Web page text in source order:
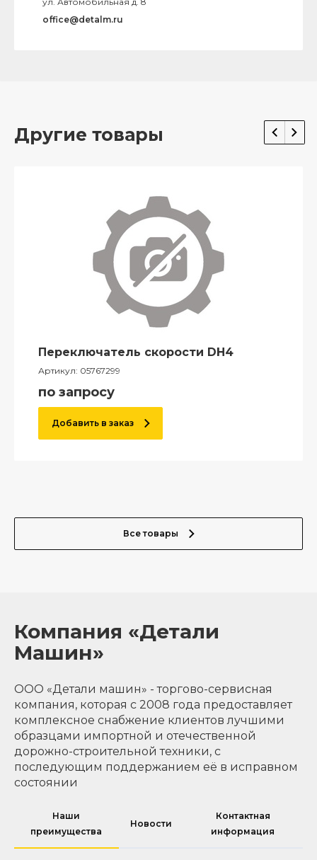
office@detalm.ru
Другие товары
Переключатель скорости DH4
Артикул: 05767299
по запросу
Добавить в заказ
Все товары
Компания «Детали
Машин»
ООО «Детали машин» - торгово-сервисная
компания, которая с 2008 года предоставляет
комплексное снабжение клиентов лучшими
образцами импортной и отечественной
дорожно-строительной техники, с
последующим поддержанием её в исправном
состоянии
Наши
преимущества
Новости
Контактная
информация